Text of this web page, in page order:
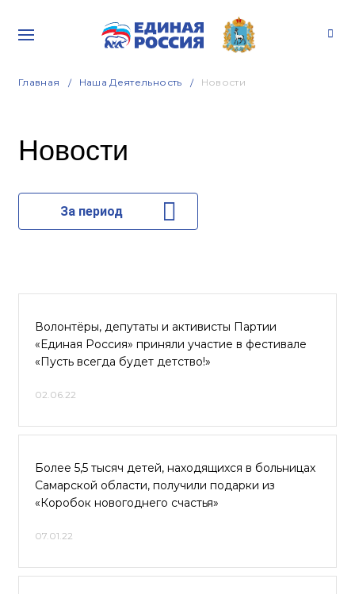
Главная Наша Деятельность Новости
Новости
За период
Волонтёры, депутаты и активисты Партии
«Единая Россия» приняли участие в фестивале
«Пусть всегда будет детство!»
02.06.22
Более 5,5 тысяч детей, находящихся в больницах
Самарской области, получили подарки из
«Коробок новогоднего счастья»
07.01.22